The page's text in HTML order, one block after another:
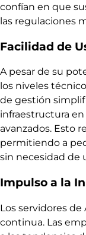
confían en que
las regulaciones
Facilidad de
A pesar de su
los niveles
de gestión
infraestructura
avanzados. Esto
permitiendo a
sin necesidad de
Impulso a la
Los servidores
continua. Las